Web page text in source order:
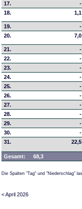
17.
-
18.
1,1
19.
-
20.
7,0
21.
-
22.
-
23.
-
24.
-
25.
-
26.
-
27.
-
28.
-
29.
-
30.
-
31.
22,5
Gesamt: 68,3
Die Spalten "Tag" und "Niederschlag"
< April 2026